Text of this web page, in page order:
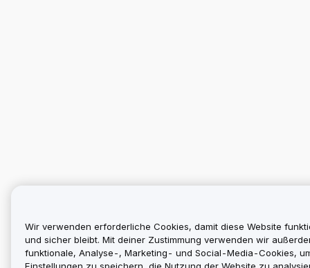
Wir verwenden erforderliche Cookies, damit diese Website
und sicher bleibt. Mit deiner Zustimmung verwenden wir
funktionale, Analyse-, Marketing- und Social-Media-Cookies,